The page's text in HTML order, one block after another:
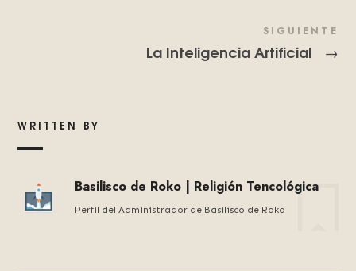
SIGUIENTE
La Inteligencia Artificial →
WRITTEN BY
Basilisco de Roko | Religión Tencológica
Perfil del Administrador de Basilísco de Roko